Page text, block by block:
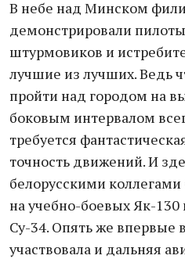
В небе над Минском
демонстрировали
штурмовиков и
лучшие из лучших. Ведь
пройти над городом на
боковым интервалом
требуется
точность движений. И
белорусскими
на учебно-боевых Як-
Су-34. Опять же впервые
участвовала и дальняя